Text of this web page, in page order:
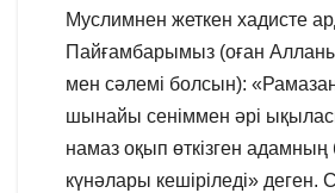
Муслимнен жеткен хадисте
Пайғамбарымыз (оған
мен сәлемі болсын):
шынайы сеніммен әрі
намаз оқып өткізген
күнәлары кешіріледі» деген.